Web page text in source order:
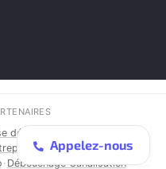
Appelez-nous
débouchage Luxembourg
de Débouchage·
· Débouchage Canalisation